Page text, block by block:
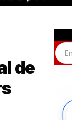
de